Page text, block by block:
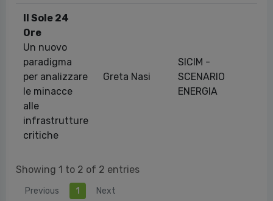
Il Sole 24
Ore
Un nuovo
paradigma
per analizzare
le minacce
alle
infrastrutture
critiche
Greta Nasi
SICIM -
SCENARIO
ENERGIA
Showing 1 to 2 of 2 entries
Previous 1 Next